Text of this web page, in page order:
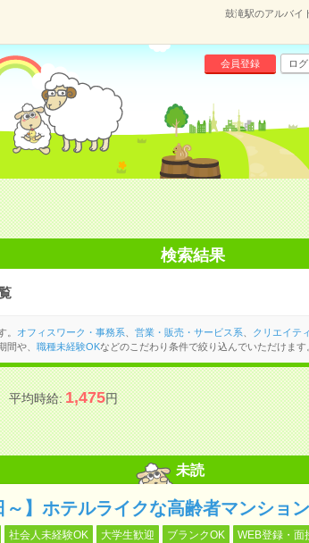
鼓滝駅のアルバイ
会員登録 ロ
検索結果
。 オフィスワーク・事務系 営業・販売・サービス系 クリエイテ
間や、 職種未経験OKなどのこだわり条件で絞り込んでいただけます
平均時給:1,475円
未読
～】ホテルライクな高齢者マンショ
社会人未経験OK 大学生歓迎 ブランクOK WEB登録・面